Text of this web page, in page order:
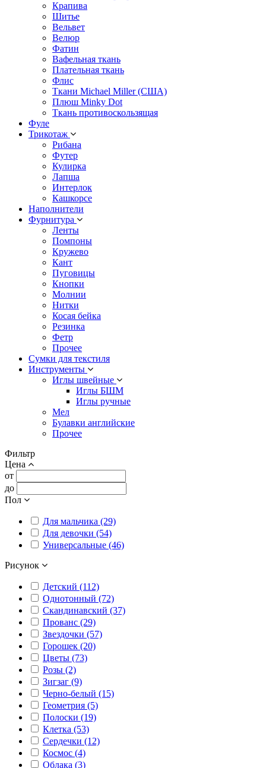
Крапива
Шитье
Вельвет
Велюр
Фатин
Вафельная ткань
Плательная ткань
Флис
Ткани Michael Miller (США)
Плюш Minky Dot
Ткань противоскользящая
Фуле
Трикотаж
Рибана
Футер
Кулирка
Лапша
Интерлок
Кашкорсе
Наполнители
Фурнитура
Ленты
Помпоны
Кружево
Кант
Пуговицы
Кнопки
Молнии
Нитки
Косая бейка
Резинка
Фетр
Прочее
Сумки для текстиля
Инструменты
Иглы швейные
Иглы БШМ
Иглы ручные
Мел
Булавки английские
Прочее
Фильтр
Цена
от
до
Пол
Для мальчика (29)
Для девочки (54)
Универсальные (46)
Рисунок
Детский (112)
Однотонный (72)
Скандинавский (37)
Прованс (29)
Звездочки (57)
Горошек (20)
Цветы (73)
Розы (2)
Зигзаг (9)
Черно-белый (15)
Геометрия (5)
Полоски (19)
Клетка (53)
Сердечки (12)
Космос (4)
Облака (3)